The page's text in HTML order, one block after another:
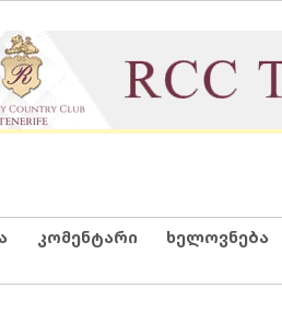
კომენტარი ხელოვნება